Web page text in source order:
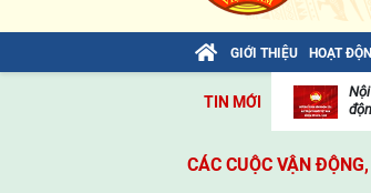
GIỚI THIỆU HOẠT
TIN MỚI
Bài viết của Tổng Bí thư Tô Lâm: TIẾN
viện
CÁC CUỘC VẬN